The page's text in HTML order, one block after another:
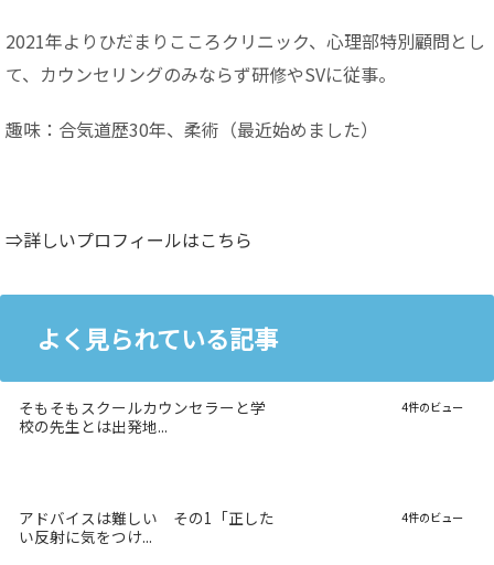
2021年よりひだまりこころクリニック、心理部特別顧問とし
て、カウンセリングのみならず研修やSVに従事。
趣味：合気道歴30年、柔術（最近始めました）
⇒詳しいプロフィールはこちら
よく見られている記事
そもそもスクールカウンセラーと学
校の先生とは出発地...
4件のビュー
アドバイスは難しい その1「正した
い反射に気をつけ...
4件のビュー